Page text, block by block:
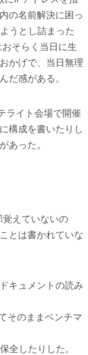
の名前解決に困っ
うとし詰まった
そらく当日に生
かげで、当日無理
だ感がある。
ライト会場で開催
構成を書いたりし
あった。
えていないの
とは書かれていな
キュメントの読み
そのままベンチマ
全したりした。